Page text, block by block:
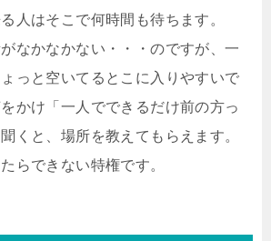
人はそこで何時間も待ちます。
なかなかない・・・のですが、一
っと空いてるとこに入りやすいで
かけ「一人でできるだけ前の方っ
くと、場所を教えてもらえます。
らできない特権です。